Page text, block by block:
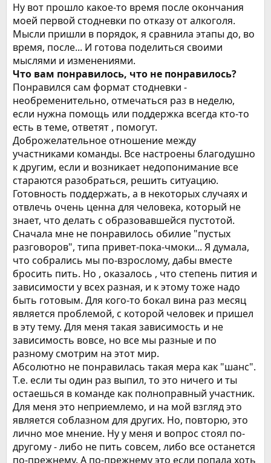
Ну вот прошло какое-то время после окончания
моей первой стодневки по отказу от алкоголя.
Мысли пришли в порядок, я сравнила этапы до, во
время, после... И готова поделиться своими
мыслями и изменениями.
Что вам понравилось, что не понравилось?
Понравился сам формат стодневки -
необременительно, отмечаться раз в неделю,
если нужна помощь или поддержка всегда кто-то
есть в теме, ответят , помогут.
Доброжелательное отношение между
участниками команды. Все настроены благодушно
к другим, если и возникает недопонимание все
стараются разобраться, решить ситуацию.
Готовность поддержать, а в некоторых случаях и
отвлечь очень ценна для человека, который не
знает, что делать с образовавшейся пустотой.
Сначала мне не понравилось обилие "пустых
разговоров", типа привет-пока-чмоки... Я думала,
что собрались мы по-взрослому, дабы вместе
бросить пить. Но , оказалось , что степень пития и
зависимости у всех разная, и к этому тоже надо
быть готовым. Для кого-то бокал вина раз месяц
является проблемой, с которой человек и пришел
в эту тему. Для меня такая зависимость и не
зависимость вовсе, но все мы разные и по
разному смотрим на этот мир.
Абсолютно не понравилась такая мера как "шанс".
Т.е. если ты один раз выпил, то это ничего и ты
остаешься в команде как полноправный участник.
Для меня это неприемлемо, и на мой взгляд это
является соблазном для других. Но, повторю, это
лично мое мнение. Ну у меня и вопрос стоял по-
другому - либо не пить совсем, либо все останется
по-прежнему. А по-прежнему это если попала хоть